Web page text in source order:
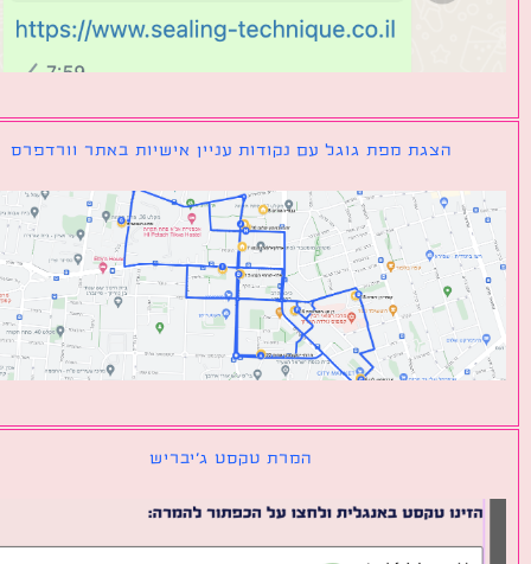
הצגת מפת גוגל עם נקודות עניין אישיות באתר וורדפרס
המרת טקסט ג׳יבריש